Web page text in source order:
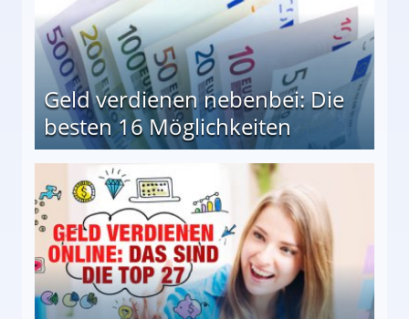
Geld verdienen nebenbei: Die
besten 16 Möglichkeiten